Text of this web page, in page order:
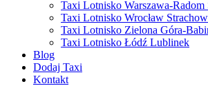
Taxi Lotnisko Warszawa-Radom
Taxi Lotnisko Wrocław
Taxi Lotnisko Zielona Góra-
Taxi Lotnisko Łódź Lublinek
Blog
Dodaj Taxi
Kontakt